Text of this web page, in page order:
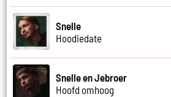
Snelle
Hoodiedate
Snelle en Jebroer
Hoofd omhoog